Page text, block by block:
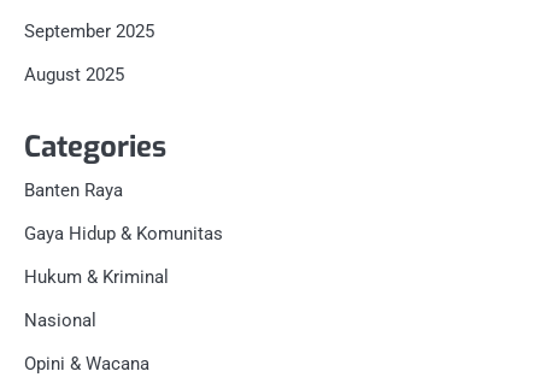
September 2025
August 2025
Categories
Banten Raya
Gaya Hidup & Komunitas
Hukum & Kriminal
Nasional
Opini & Wacana